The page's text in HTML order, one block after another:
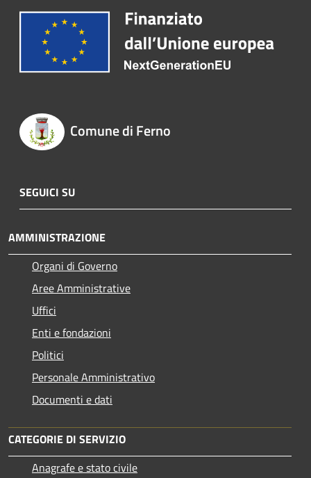
Comune di Ferno
SEGUICI SU
AMMINISTRAZIONE
Organi di Governo
Aree Amministrative
Uffici
Enti e fondazioni
Politici
Personale Amministrativo
Documenti e dati
CATEGORIE DI SERVIZIO
Anagrafe e stato civile